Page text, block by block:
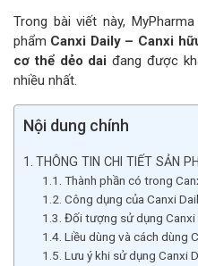
chắc
khỏe,
cơ
thể
dẻo
dai
lượng
Trong bài viết này,
phẩm Canxi Daily – Canxi
cơ thể dẻo dai đang được
nhiều nhất.
Nội dung chính
THÔNG TIN CHI TIẾT SẢN
Thành phần có trong
Công dụng của Canxi
Đối tượng sử dụng Canxi
Liều dùng và cách dùng
Lưu ý khi sử dụng Canxi